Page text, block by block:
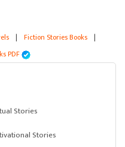
| Fiction Stories Books |
PDF
Stories
Stories